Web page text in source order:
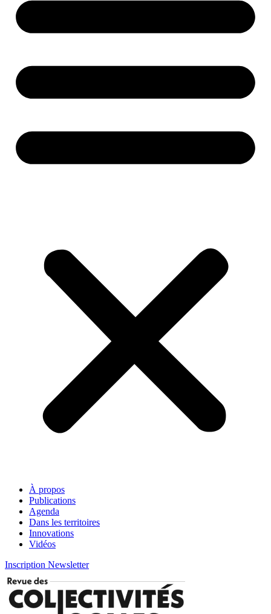
À propos
Publications
Agenda
Dans les territoires
Innovations
Vidéos
Inscription Newsletter